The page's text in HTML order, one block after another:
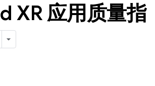
XR 应用质量指